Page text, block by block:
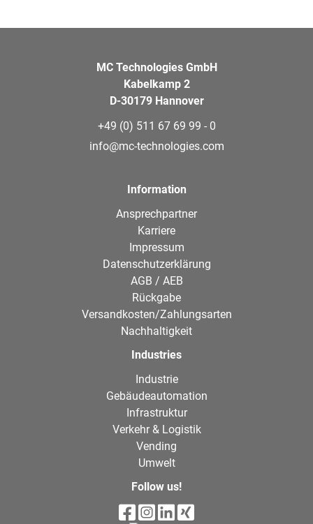
MC Technologies GmbH
Kabelkamp 2
D-30179 Hannover
+49 (0) 511 67 69 99 - 0
info@mc-technologies.com
Information
Ansprechpartner
Karriere
Impressum
Datenschutzerklärung
AGB / AEB
Rückgabe
Versandkosten/Zahlungsarten
Nachhaltigkeit
Industries
Industrie
Gebäudeautomation
Infrastruktur
Verkehr & Logistik
Vending
Umwelt
Follow us!